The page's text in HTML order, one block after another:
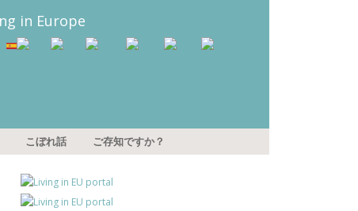
こぼれ話 ご存知ですか？